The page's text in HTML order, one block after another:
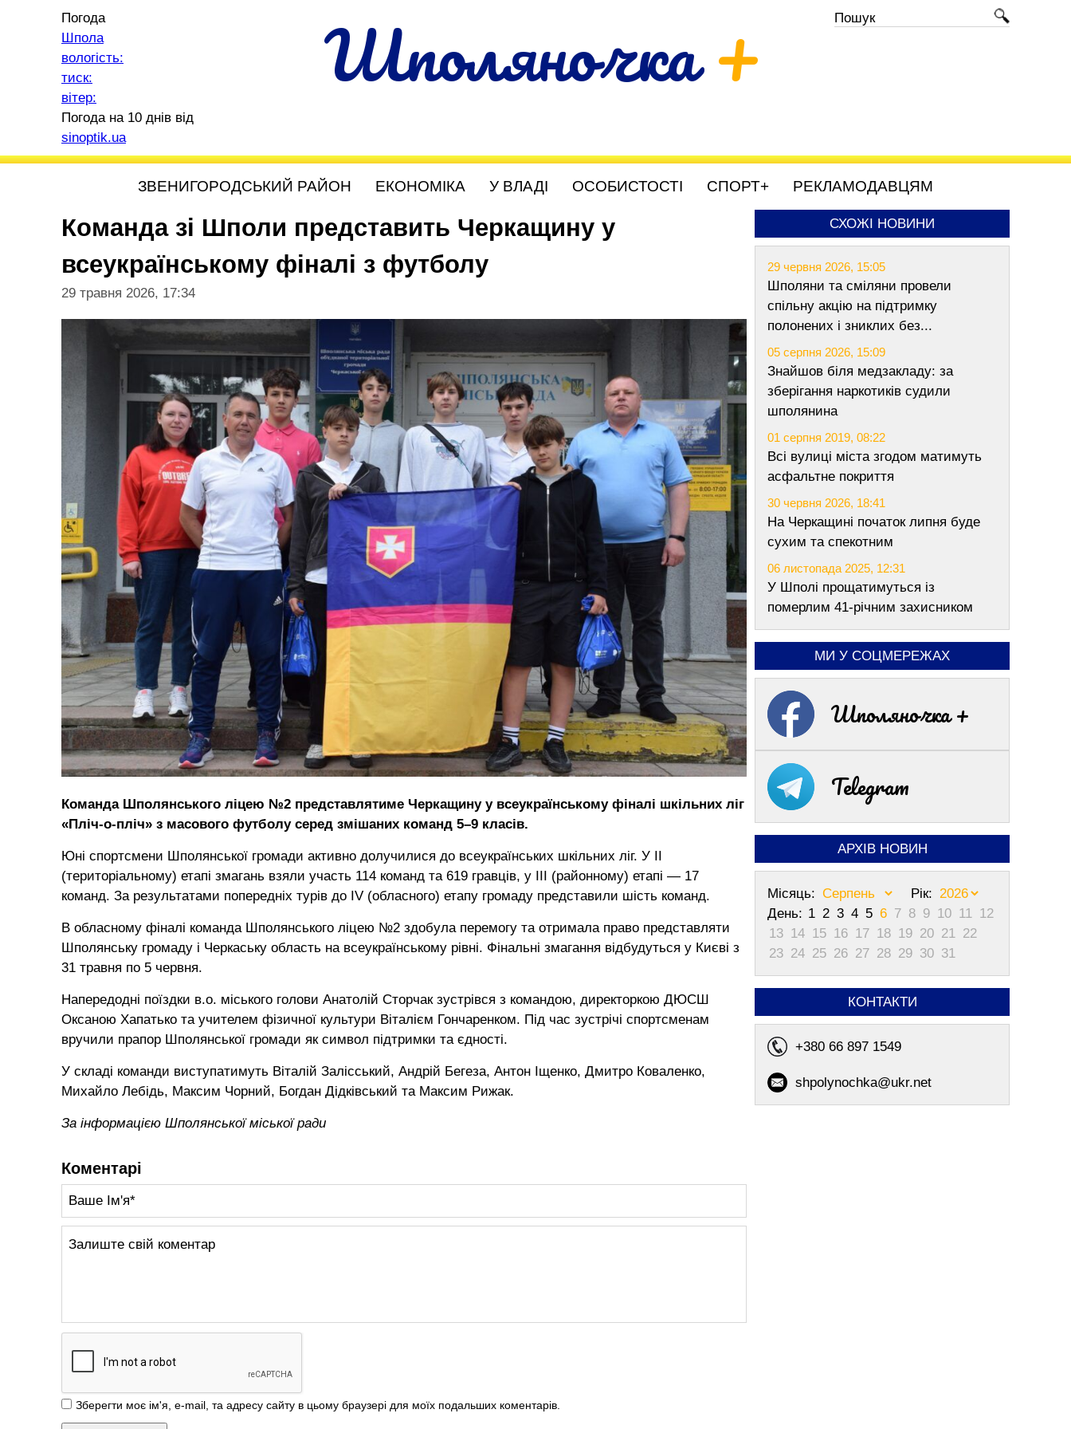
Шполяночка+
Погода
Шпола
вологість:
тиск:
вітер:
Погода на 10 днів від
sinoptik.ua
ЗВЕНИГОРОДСЬКИЙ РАЙОН ЕКОНОМІКА У ВЛАДІ ОСОБИСТОСТІ СПОРТ+ РЕКЛАМОДАВЦЯМ
Команда зі Шполи представить Черкащину у
всеукраїнському фіналі з футболу
29 травня 2026, 17:34
Команда Шполянського ліцею №2 представлятиме Черкащину у всеукраїнському фіналі шкільних ліг
«Пліч-о-пліч» з масового футболу серед змішаних команд 5–9 класів.
Юні спортсмени Шполянської громади активно долучилися до всеукраїнських шкільних ліг. У II
(територіальному) етапі змагань взяли участь 114 команд та 619 гравців, у III (районному) етапі — 17
команд. За результатами попередніх турів до IV (обласного) етапу громаду представили шість команд.
В обласному фіналі команда Шполянського ліцею №2 здобула перемогу та отримала право представляти
Шполянську громаду і Черкаську область на всеукраїнському рівні. Фінальні змагання відбудуться у Києві з
31 травня по 5 червня.
Напередодні поїздки в.о. міського голови Анатолій Сторчак зустрівся з командою, директоркою ДЮСШ
Оксаною Хапатько та учителем фізичної культури Віталієм Гончаренком. Під час зустрічі спортсменам
вручили прапор Шполянської громади як символ підтримки та єдності.
У складі команди виступатимуть Віталій Залісський, Андрій Бегеза, Антон Іщенко, Дмитро Коваленко,
Михайло Лебідь, Максим Чорний, Богдан Дідківський та Максим Рижак.
За інформацією Шполянської міської ради
Коментарі
Зберегти моє ім'я, e-mail, та адресу сайту в цьому браузері для моїх подальших коментарів.
СХОЖІ НОВИНИ
29 червня 2026, 15:05
Шполяни та сміляни провели
спільну акцію на підтримку
полонених і зниклих без...
05 серпня 2026, 15:09
Знайшов біля медзакладу: за
зберігання наркотиків судили
шполянина
01 серпня 2019, 08:22
Всі вулиці міста згодом матимуть
асфальтне покриття
30 червня 2026, 18:41
На Черкащині початок липня буде
сухим та спекотним
06 листопада 2025, 12:31
У Шполі прощатимуться із
померлим 41-річним захисником
МИ У СОЦМЕРЕЖАХ
Шполяночка +
Telegram
АРХІВ НОВИН
Місяць:
Рік:
День: 1 2 3 4 5 6 7 8 9 10 11 12
13 14 15 16 17 18 19 20 21 22
23 24 25 26 27 28 29 30 31
КОНТАКТИ
+380 66 897 1549
shpolynochka@ukr.net